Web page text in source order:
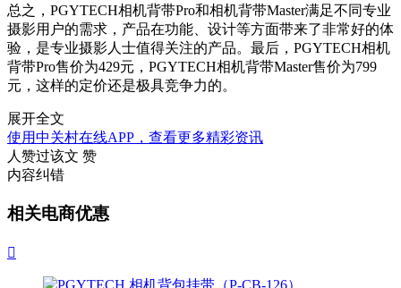
总之，PGYTECH相机背带Pro和相机背带Master满足不同专业
摄影用户的需求，产品在功能、设计等方面带来了非常好的体
验，是专业摄影人士值得关注的产品。最后，PGYTECH相机
背带Pro售价为429元，PGYTECH相机背带Master售价为799
元，这样的定价还是极具竞争力的。
展开全文
使用中关村在线APP，查看更多精彩资讯
人赞过该文 赞
内容纠错
相关电商优惠
